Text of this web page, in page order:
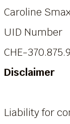
Caroline
UID Number
CHE-
Disclaimer
Liability for